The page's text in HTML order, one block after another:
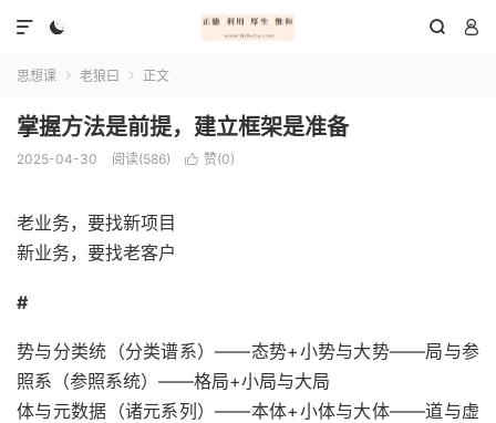
  

思想课  老狼曰  正文
掌握方法是前提，建立框架是准备
2025-04-30 阅读(586)  赞(0)
老业务，要找新项目
新业务，要找老客户
#
势与分类统（分类谱系）——态势+小势与大势——局与参
照系（参照系统）——格局+小局与大局
体与元数据（诸元系列）——本体+小体与大体——道与虚